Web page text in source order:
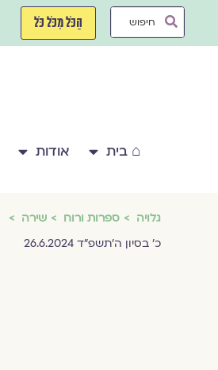
Search
הַכֹּל מִכֹּל כֹּל
⌂ בית אודות
גלויה ספרות ורוח
שירה
כ׳ בסיון ה׳תשפ״ד 26.6.2024